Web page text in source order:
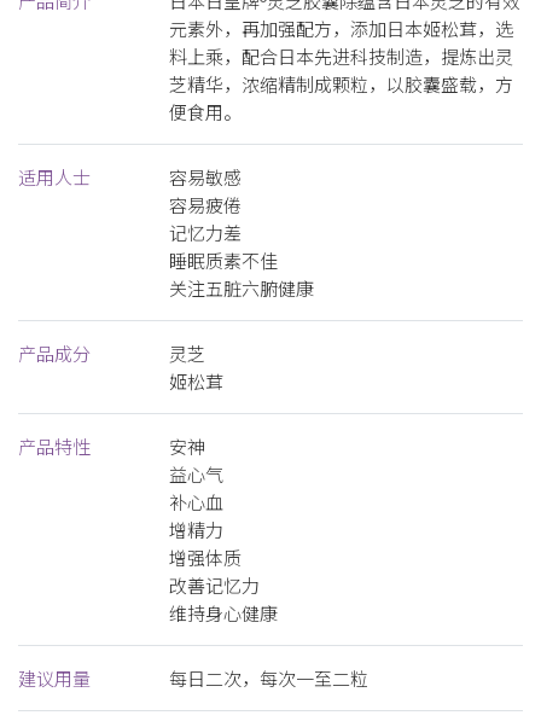
元素外，再加强配方，添加日本姬松茸，选
料上乘，配合日本先进科技制造，提炼出灵
芝精华，浓缩精制成颗粒，以胶囊盛载，方
便食用。
适用人士
容易敏感
容易疲倦
记忆力差
睡眠质素不佳
关注五脏六腑健康
产品成分
灵芝
姬松茸
产品特性
安神
益心气
补心血
增精力
增强体质
改善记忆力
维持身心健康
建议用量 每日二次，每次一至二粒